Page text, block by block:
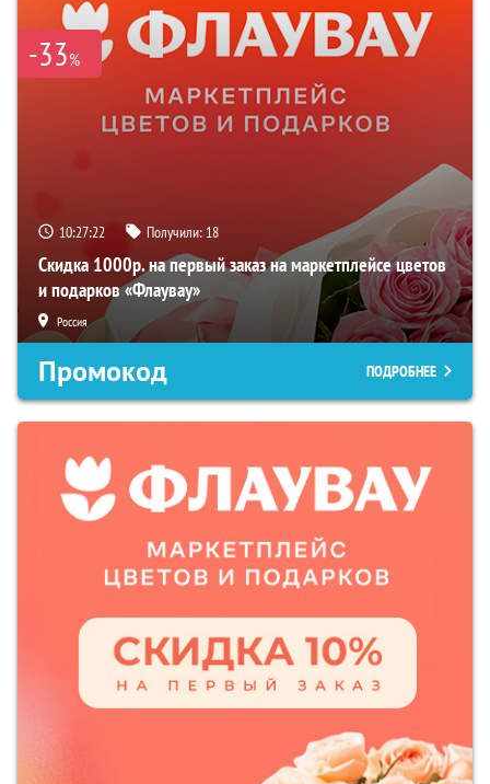
-33%
10:27:21 Получили: 18
Скидка 1000р. на первый заказ на маркетплейсе цветов
и подарков «Флаувау»
Россия
Промокод ПОДРОБНЕЕ